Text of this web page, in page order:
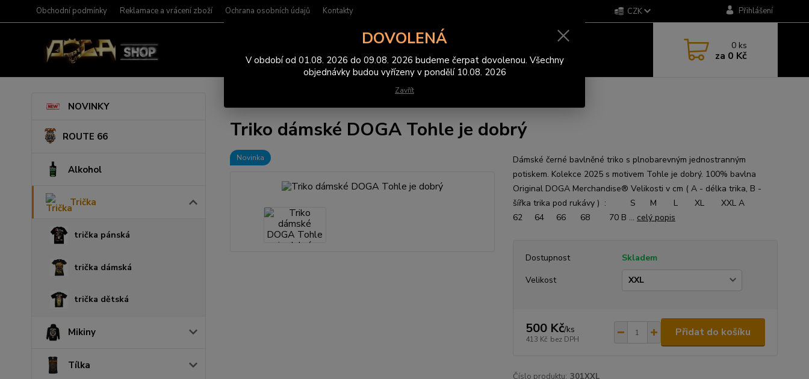
Obchodní podmínky Reklamace a vrácení zboží Ochrana osobních údajů Kontakty CZK Přihlášení
0 ks
za 0 Kč
NOVINKY
ROUTE 66
Alkohol
Trička
trička pánská
trička dámská
trička dětská
Mikiny
Tílka
Triko dámské DOGA Tohle je dobrý
Novinka
Dámské černé bavlněné triko s plnobarevným jednostranným
potiskem. Kolekce 2025 s motivem Tohle je dobrý. 100% bavlna
Original DOGA Merchandise® Velikosti v cm ( A - délka trika, B -
šířka trika pod rukávy ) : S M L XL XXL A
62 64 66 68 70 B ... celý popis
Dostupnost
Skladem
Velikost
500 Kč/ks
413 Kč bez DPH
Přidat do košíku
Číslo produktu: 301XXL
DOVOLENÁ
V období od 01.08. 2026 do 09.08. 2026 budeme čerpat dovolenou. Všechny
objednávky budou vyřízeny v pondělí 10.08. 2026
Zavřít